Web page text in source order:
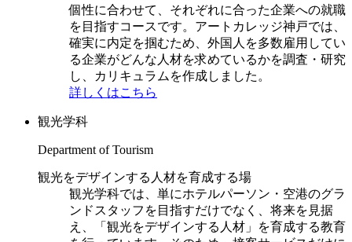
個性に合わせて、それぞれに合った企業への就職
を目指すコースです。アートカレッジ神戸では、
確実に内定を掴むため、外国人を多数雇用してい
る企業がどんな人材を求めているかを調査・研究
し、カリキュラムを作成しました。
詳しくはこちら
観光学科
Department of Tourism
観光をデザインする人材を育成する場
観光学科では、単にホテルパーソン・空港のグラ
ンドスタッフを目指すだけでなく、将来を見据
え、「観光をデザインする人材」を育成する教育